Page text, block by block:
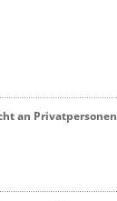
an Privatpersonen